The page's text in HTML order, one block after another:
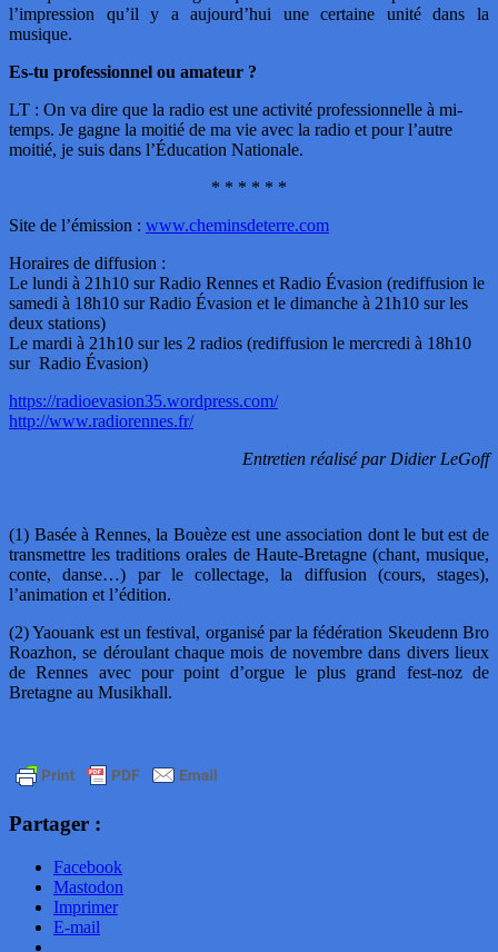
l’impression qu’il y a aujourd’hui une certaine unité dans la
musique.
Es-tu professionnel ou amateur ?
LT : On va dire que la radio est une activité professionnelle à mi-
temps. Je gagne la moitié de ma vie avec la radio et pour l’autre
moitié, je suis dans l’Éducation Nationale.
* * * * * *
Site de l’émission : www.cheminsdeterre.com
Horaires de diffusion :
Le lundi à 21h10 sur Radio Rennes et Radio Évasion (rediffusion le
samedi à 18h10 sur Radio Évasion et le dimanche à 21h10 sur les
deux stations)
Le mardi à 21h10 sur les 2 radios (rediffusion le mercredi à 18h10
sur Radio Évasion)
https://radioevasion35.wordpress.com/
http://www.radiorennes.fr/
Entretien réalisé par Didier LeGoff
(1) Basée à Rennes, la Bouèze est une association dont le but est de
transmettre les traditions orales de Haute-Bretagne (chant, musique,
conte, danse…) par le collectage, la diffusion (cours, stages),
l’animation et l’édition.
(2) Yaouank est un festival, organisé par la fédération Skeudenn Bro
Roazhon, se déroulant chaque mois de novembre dans divers lieux
de Rennes avec pour point d’orgue le plus grand fest-noz de
Bretagne au Musikhall.
Partager :
Facebook
Mastodon
Imprimer
E-mail